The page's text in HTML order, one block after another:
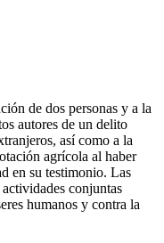
de dos personas y a la
autores de un delito
así como a la
agrícola al haber
en su testimonio. Las
conjuntas
humanos y contra la